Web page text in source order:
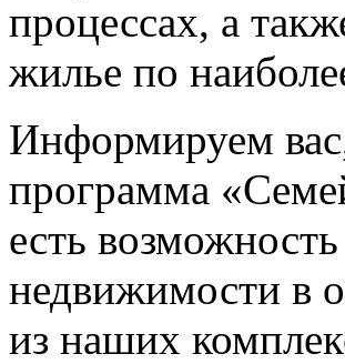
процессах, а
жилье по
Информируем
программа
есть
недвижимости в
из наших